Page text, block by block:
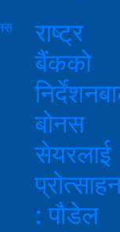
राष्ट्र
बैंकको
बोनस
सेयरलाई
: पौडेल